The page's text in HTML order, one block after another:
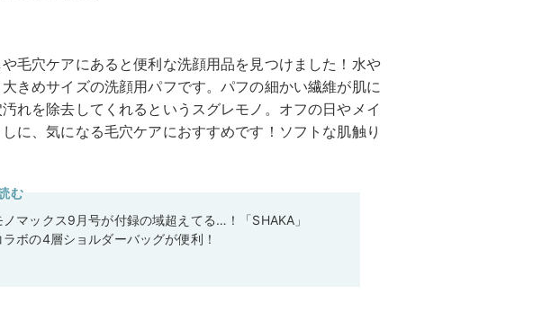
毛穴ケアにあると便利な洗顔用品を見つけました！水や
きめサイズの洗顔用パフです。パフの細かい繊維が肌に
れを除去してくれるというスグレモノ。オフの日やメイ
に、気になる毛穴ケアにおすすめです！ソフトな肌触り
む
ノマックス9月号が付録の域超えてる…！「SHAKA」
ラボの4層ショルダーバッグが便利！